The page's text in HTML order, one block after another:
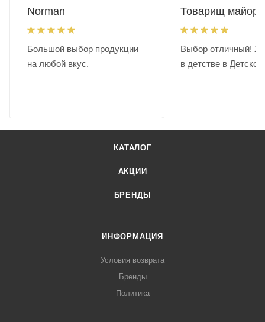
Norman
Большой выбор продукции
на любой вкус.
Товарищ майор.
Выбор отличный!
в детстве в
КАТАЛОГ
АКЦИИ
БРЕНДЫ
ИНФОРМАЦИЯ
Условия возврата
Бренды
Политика